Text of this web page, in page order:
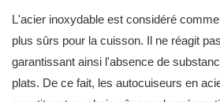
L'acier inoxydable est considéré
plus sûrs pour la cuisson. Il ne réagit
garantissant ainsi l'absence de
plats. De ce fait, les autocuiseurs en